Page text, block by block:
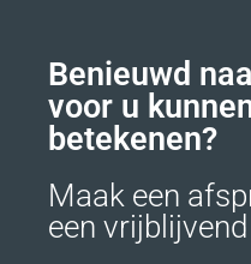
Benieuwd
voor u
betekenen?
Maak een
een